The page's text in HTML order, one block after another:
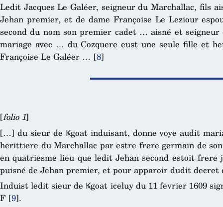
Ledit Jacques Le Galéer, seigneur du Marchallac, fils
Jehan premier, et de dame Françoise Le Leziour
second du nom son premier cadet … aisné et
mariage avec … du Cozquere eust une seule fille et
Françoise Le Galéer … [8]
[folio 1]
[…] du sieur de Ꝃgoat induisant, donne voye audit
herittiere du Marchallac par estre frere germain de
en quatriesme lieu que ledit Jehan second estoit frere
puisné de Jehan premier, et pour apparoir dudit decret
Induist ledit sieur de Ꝃgoat iceluy du 11 fevrier 1609
F [9].